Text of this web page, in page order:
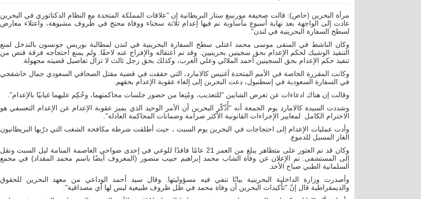
مرآة البحرين (خاص): قالت صحيفة مورنينغ ستار البريطانية إن "علاقات المملكة المتحدة مع النظام الدكتاتوري في البحرين
عادت إلى الواجهة بعد نهاية أسبوع مأساوية تم فيها إعدام ثلاثة سجناء ووفاة محتج في ظروف مشبوهة، واعتلاء معارض
لسطح السفارة البحرينية في لندن".
وكان الناشط في المنفى موسى محمد اعتلى سطح السفارة البحرينية في لندن لمطالبة بوريس جونسون بالتدخل لمنع
التنفيذ الوشيك لحكم الإعدام بحق سجينين بحرينيين. وقد تم اعتقاله والإفراج عنه لاحقًا. ولم يمنع احتجاجه فرقة قنص من
تنفيذ حكم الإعدام بحق السجينين أحمد الملالي وعلي العرب، وكذلك بحق رجل ثالث لا تزال تفاصيل قضيته مجهولة.
وكانت المقررة الخاصة في الأمم المتحدة آغنيس كالامارد، التي حققت في قضية مقتل الصحافي السعودي جمال خاشقجي
في السفارة السعودية في إسطنبول، دعت البحرين إلى إلغاء عقوبة الإعدام بحقهم.
وقالت إن هناك ادعاءات عن تعرض الشابين "للتعذيب، ومُنِعا من حضور جلسات محاكمتهما، وحُكِم عليهما غيابيًا بالإعدام".
وشددت السيدة كالامارد يوم الجمعة أنه "أُذّكّر البحرين أن الأمر الوحيد الذي يميز عقوبة الإعدام عن الإعدام التعسفي هو
الاحترام الكامل لمعايير الإجراءات القانونية الأكثر صرامة وضمانات المحاكمة العادلة".
وأدت عمليات الإعدام إلى احتجاجات في البحرين يوم السبت ، حيث أطلقت شرطة مكافحة الشغب التي درّبها البريطانيون
الغاز المسيل للدموع.
وكان قد تم العثور على متظاهر يبلغ من العمر 21 عامًا فاقدًا للوعي في إحدى ضواحي العاصمة المنامة ليل السبت ونقل
إلى المستشفى. تم الإعلان عن وفاة الشاب محمد إبراهيم حبيب منصور (المعروف أيضًا باسم محمد المقداد) في مجمع
السلمانية الطبي صباح الأحد.
وأصدرت وزارة الداخلية البحرينية بيانًا تنفي فيه مسؤوليتها. وقال سيد أحمد الوداعي من معهد البحرين للحقوق
والديمقراطية قال إنّ "تأكيدات البحرين أن وفاة محمد في ظل ظروف طبيعية ليس لها أي مصداقية".